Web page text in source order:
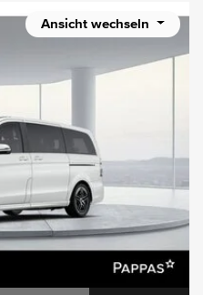
Ansicht wechseln